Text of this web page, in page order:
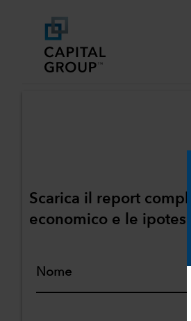
Scarica il report
economico e le
Nome